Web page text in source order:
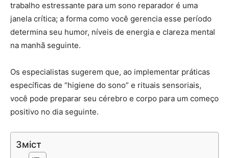
trabalho estressante para um sono reparador é uma
janela crítica; a forma como você gerencia esse período
determina seu humor, níveis de energia e clareza mental
na manhã seguinte.
Os especialistas sugerem que, ao implementar práticas
específicas de “higiene do sono” e rituais sensoriais,
você pode preparar seu cérebro e corpo para um começo
positivo no dia seguinte.
Зміст